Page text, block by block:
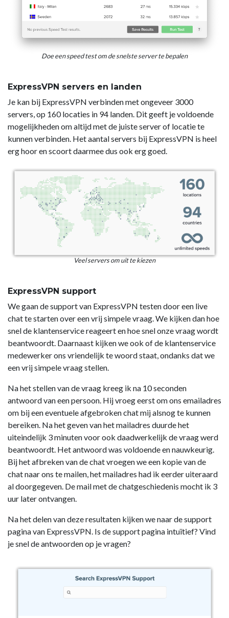
Doe een speed test om de snelste server te bepalen
ExpressVPN servers en landen
Je kan bij ExpressVPN verbinden met ongeveer 3000
servers, op 160 locaties in 94 landen. Dit geeft je voldoende
mogelijkheden om altijd met de juiste server of locatie te
kunnen verbinden. Het aantal servers bij ExpressVPN is heel
erg hoor en scoort daarmee dus ook erg goed.
Veel servers om uit te kiezen
ExpressVPN support
We gaan de support van ExpressVPN testen door een live
chat te starten over een vrij simpele vraag. We kijken dan hoe
snel de klantenservice reageert en hoe snel onze vraag wordt
beantwoordt. Daarnaast kijken we ook of de klantenservice
medewerker ons vriendelijk te woord staat, ondanks dat we
een vrij simpele vraag stellen.
Na het stellen van de vraag kreeg ik na 10 seconden
antwoord van een persoon. Hij vroeg eerst om ons emailadres
om bij een eventuele afgebroken chat mij alsnog te kunnen
bereiken. Na het geven van het mailadres duurde het
uiteindelijk 3 minuten voor ook daadwerkelijk de vraag werd
beantwoordt. Het antwoord was voldoende en nauwkeurig.
Bij het afbreken van de chat vroegen we een kopie van de
chat naar ons te mailen, het mailadres had ik eerder uiteraard
al doorgegeven. De mail met de chatgeschiedenis mocht ik 3
uur later ontvangen.
Na het delen van deze resultaten kijken we naar de support
pagina van ExpressVPN. Is de support pagina intuïtief? Vind
je snel de antwoorden op je vragen?